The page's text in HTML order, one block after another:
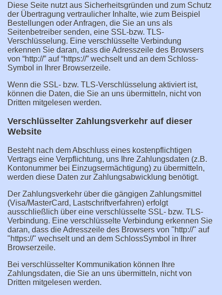
Diese Seite nutzt aus Sicherheitsgründen und zum Schutz
der Übertragung vertraulicher Inhalte, wie zum Beispiel
Bestellungen oder Anfragen, die Sie an uns als
Seitenbetreiber senden, eine SSL-bzw. TLS-
Verschlüsselung. Eine verschlüsselte Verbindung
erkennen Sie daran, dass die Adresszeile des Browsers
von “http://” auf “https://” wechselt und an dem Schloss-
Symbol in Ihrer Browserzeile.
Wenn die SSL- bzw. TLS-Verschlüsselung aktiviert ist,
können die Daten, die Sie an uns übermitteln, nicht von
Dritten mitgelesen werden.
Verschlüsselter Zahlungsverkehr auf dieser
Website
Besteht nach dem Abschluss eines kostenpflichtigen
Vertrags eine Verpflichtung, uns Ihre Zahlungsdaten (z.B.
Kontonummer bei Einzugsermächtigung) zu übermitteln,
werden diese Daten zur Zahlungsabwicklung benötigt.
Der Zahlungsverkehr über die gängigen Zahlungsmittel
(Visa/MasterCard, Lastschriftverfahren) erfolgt
ausschließlich über eine verschlüsselte SSL- bzw. TLS-
Verbindung. Eine verschlüsselte Verbindung erkennen Sie
daran, dass die Adresszeile des Browsers von "http://" auf
"https://" wechselt und an dem SchlossSymbol in Ihrer
Browserzeile.
Bei verschlüsselter Kommunikation können Ihre
Zahlungsdaten, die Sie an uns übermitteln, nicht von
Dritten mitgelesen werden.